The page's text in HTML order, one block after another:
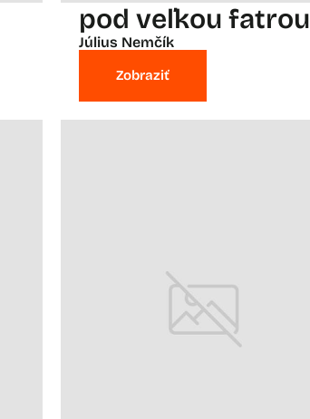
pod veľkou fatrou
Július Nemčík
Zobraziť